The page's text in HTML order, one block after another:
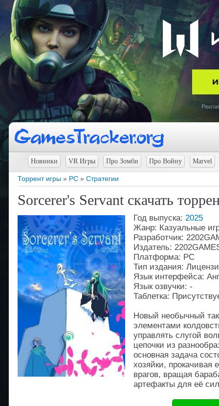
Новинки VR Игры Про Зомби Про Войну Marvel
Торрент игры » PC » Стратегии
Sorcerer's Servant скачать
Год выпуска: 2025
Жанр: Казуальные
Разработчик:
Издатель:
Платформа: PC
Тип издания:
Язык интерфейса:
Язык озвучки: -
Таблетка:
Новый необычный
элементами
управлять слугой
цепочки из
основная задача
хозяйки, прокачивая
врагов, вращая
артефакты для её